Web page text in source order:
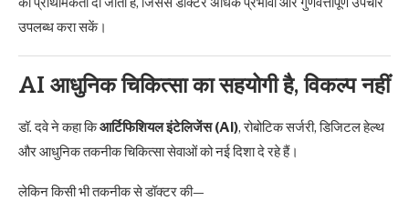
उपलब्ध करा सकें।
AI आधुनिक चिकित्सा का सहयोगी है, विकल्प नहीं
डॉ. दवे ने कहा किआर्टिफिशियल इंटेलिजेंस (AI), रोबोटिक सर्जरी, डिजिटल हेल्थ
और आधुनिक तकनीक चिकित्सा सेवाओं को नई दिशा दे रहे हैं।
लेकिन किसी भी तकनीक से डॉक्टर की—